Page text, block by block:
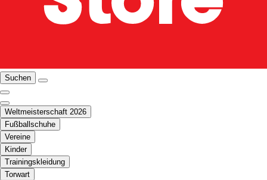
Suchen
Weltmeisterschaft 2026
Fußballschuhe
Vereine
Kinder
Trainingskleidung
Torwart